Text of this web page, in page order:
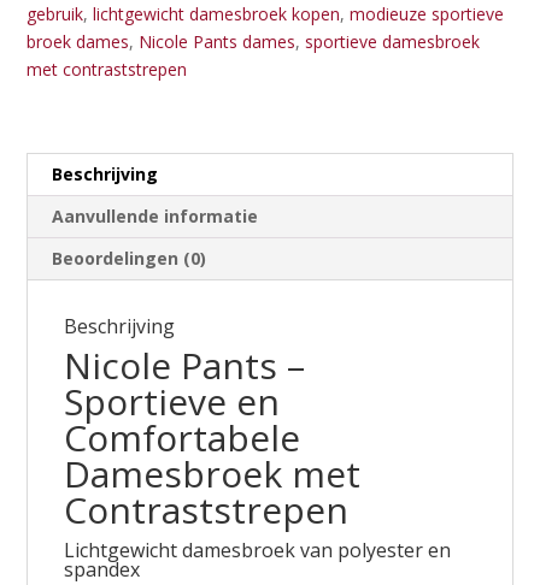
gebruik,lichtgewicht damesbroek kopen,modieuze sportieve
broek dames, Nicole Pants dames,sportieve damesbroek
met contraststrepen
Beschrijving
Aanvullende informatie
Beoordelingen (0)
Beschrijving
Nicole Pants –
Sportieve en
Comfortabele
Damesbroek met
Contraststrepen
Lichtgewicht damesbroek van polyester en
spandex